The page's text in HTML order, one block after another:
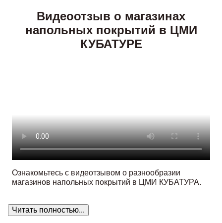
Видеоотзыв о магазинах
напольных покрытий в ЦМИ
КУБАТУРЕ
Ознакомьтесь с видеотзывом о разнообразии
магазинов напольных покрытий в ЦМИ КУБАТУРА.
Читать полностью...